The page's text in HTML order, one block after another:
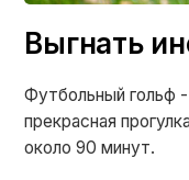
Выгнать
Футбольный гольф
прекрасная
около 90 минут.